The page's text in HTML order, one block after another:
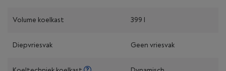
Volume koelkast 399 l
Diepvriesvak Geen vriesvak